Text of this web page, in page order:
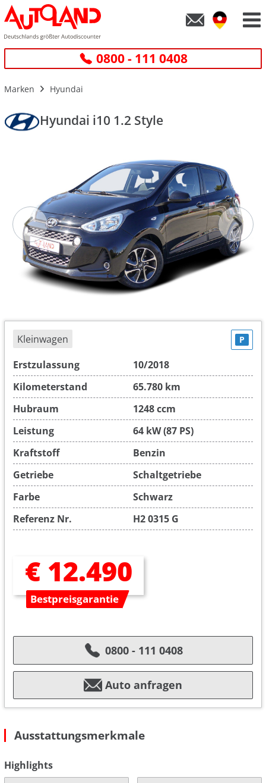
0800 - 111 0408
Marken Hyundai
Hyundai i10 1.2 Style
Kleinwagen P
Erstzulassung
10/2018
Kilometerstand
65.780 km
Hubraum
1248 ccm
Leistung
64 kW (87 PS)
Kraftstoff
Benzin
Getriebe
Schaltgetriebe
Farbe
Schwarz
Referenz Nr.
H2 0315 G
€ 12.490
Bestpreisgarantie
0800 - 111 0408
Auto anfragen
Ausstattungsmerkmale
Highlights